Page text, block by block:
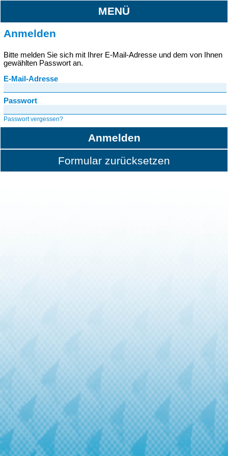
MENÜ
Anmelden
Bitte melden Sie sich mit Ihrer E-Mail-Adresse und dem von Ihnen
gewählten Passwort an.
E-Mail-Adresse
Passwort
Passwort vergessen?
Anmelden
Formular zurücksetzen